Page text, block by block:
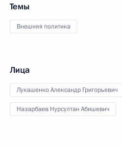
Темы
Внешняя политика
Лица
Лукашенко Александр Григорьевич
Назарбаев Нурсултан Абишевич